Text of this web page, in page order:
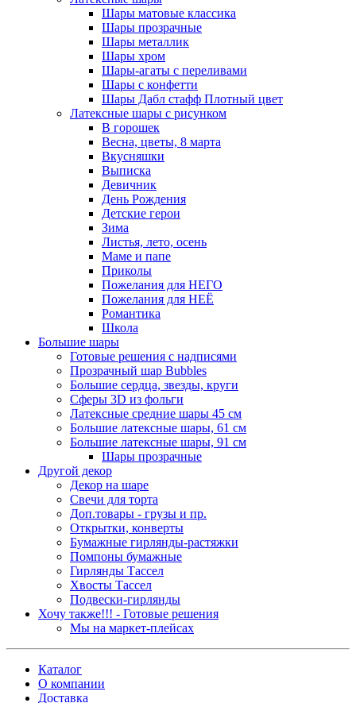
Шары матовые классика
Шары прозрачные
Шары металлик
Шары хром
Шары-агаты с переливами
Шары с конфетти
Шары Дабл стафф Плотный цвет
Латексные шары с рисунком
В горошек
Весна, цветы, 8 марта
Вкусняшки
Выписка
Девичник
День Рождения
Детские герои
Зима
Листья, лето, осень
Маме и папе
Приколы
Пожелания для НЕГО
Пожелания для НЕЁ
Романтика
Школа
Большие шары
Готовые решения с надписями
Прозрачный шар Bubbles
Большие сердца, звезды, круги
Сферы 3D из фольги
Латексные средние шары 45 см
Большие латексные шары, 61 см
Большие латексные шары, 91 см
Шары прозрачные
Другой декор
Декор на шаре
Свечи для торта
Доп.товары - грузы и пр.
Открытки, конверты
Бумажные гирлянды-растяжки
Помпоны бумажные
Гирлянды Тассел
Хвосты Тассел
Подвески-гирлянды
Хочу также!!! - Готовые решения
Мы на маркет-плейсах
Каталог
О компании
Доставка